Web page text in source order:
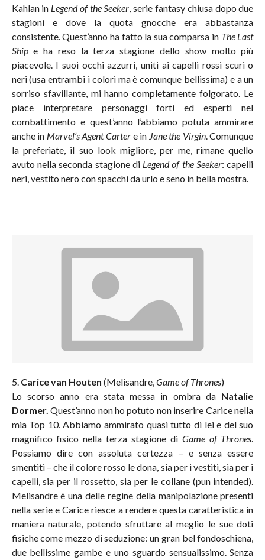
Kahlan in Legend of the Seeker , serie fantasy chiusa dopo due
stagioni e dove la quota gnocche era abbastanza
consistente. Quest’anno ha fatto la sua comparsa in The Last
Shipe ha reso la terza stagione dello show molto più
piacevole. I suoi occhi azzurri, uniti ai capelli rossi scuri o
neri (usa entrambi i colori ma è comunque bellissima) e a un
sorriso sfavillante, mi hanno completamente folgorato. Le
piace interpretare personaggi forti ed esperti nel
combattimento e quest’anno l’abbiamo potuta ammirare
anche in Marvel’s Agent Cartere in Jane the Virgin. Comunque
la preferiate, il suo look migliore, per me, rimane quello
avuto nella seconda stagione di Legend of the Seeker: capelli
neri, vestito nero con spacchi da urlo e seno in bella mostra.
5. Carice van Houten (Melisandre,Game of Thrones)
Lo scorso anno era stata messa in ombra da Natalie
Dormer. Quest’anno non ho potuto non inserire Carice nella
mia Top 10. Abbiamo ammirato quasi tutto di lei e del suo
magnifico fisico nella terza stagione di Game of Thrones.
Possiamo dire con assoluta certezza – e senza essere
smentiti – che il colore rosso le dona, sia per i vestiti, sia per i
capelli, sia per il rossetto, sia per le collane (pun intended).
Melisandre è una delle regine della manipolazione presenti
nella serie e Carice riesce a rendere questa caratteristica in
maniera naturale, potendo sfruttare al meglio le sue doti
fisiche come mezzo di seduzione: un gran bel fondoschiena,
due bellissime gambe e uno sguardo sensualissimo. Senza